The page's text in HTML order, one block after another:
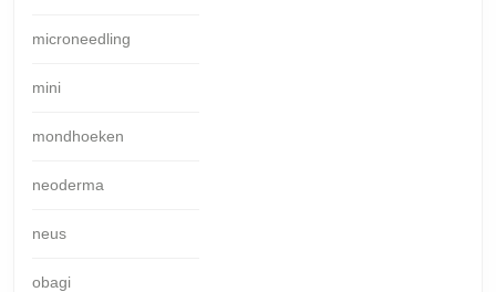
microneedling
mini
mondhoeken
neoderma
neus
obagi